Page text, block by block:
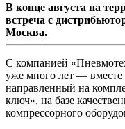
В конце августа на
встреча с
Москва.
С компанией
уже много лет — вместе
направленный на
ключ», на базе
компрессорного